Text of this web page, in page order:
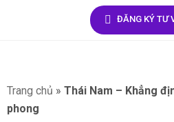
ĐĂNG KÝ TƯ
Trang chủ » Thái Nam – Khẳng
phong